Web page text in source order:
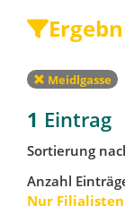
Meidlgasse
1 Eintrag
Sortierung
Anzahl
Nur Filialisten